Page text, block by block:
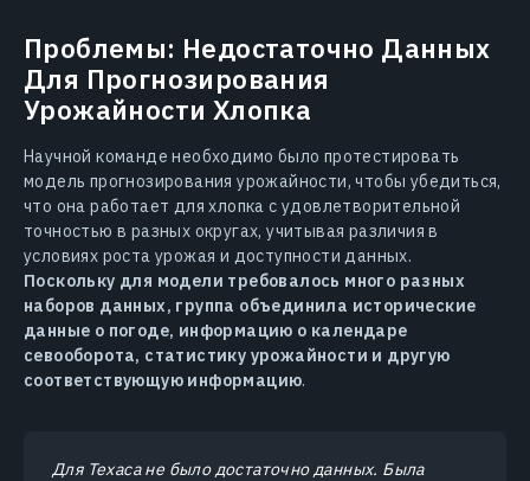
Проблемы: Недостаточно Данных
Для Прогнозирования
Урожайности Хлопка
Научной команде необходимо было протестировать
модель прогнозирования урожайности, чтобы убедиться,
что она работает для хлопка с удовлетворительной
точностью в разных округах, учитывая различия в
условиях роста урожая и доступности данных.
Поскольку для модели требовалось много разных
наборов данных, группа объединила исторические
данные о погоде, информацию о календаре
севооборота, статистику урожайности и другую
соответствующую информацию.
Для Техаса не было достаточно данных. Была